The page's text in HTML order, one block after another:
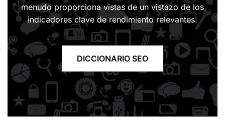
menudo proporciona vistas de un vistazo de los
indicadores clave de rendimiento relevantes.
DICCIONARIO SEO